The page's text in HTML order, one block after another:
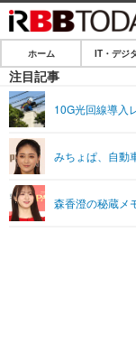
ホーム
IT・デジタル
ショッピング
SPEED TEST
エンタメ
エンタメTOP
ライフ
ホーム IT・デジ
注目記事
10G光回線導入
みちょぱ、自動
森香澄の秘蔵メ